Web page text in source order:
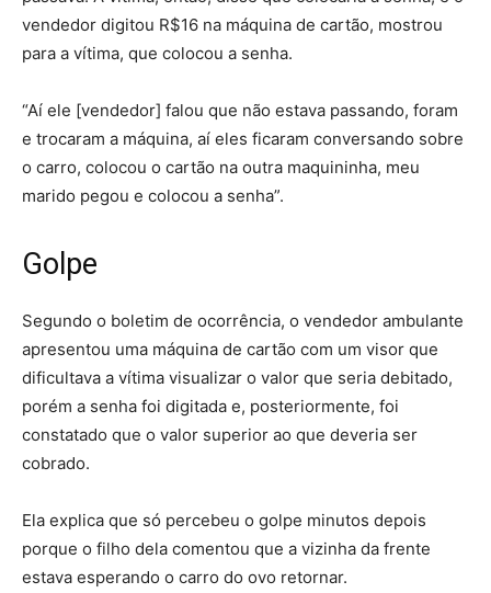
vendedor digitou R$16 na máquina de cartão, mostrou
para a vítima, que colocou a senha.
“Aí ele [vendedor] falou que não estava passando, foram
e trocaram a máquina, aí eles ficaram conversando sobre
o carro, colocou o cartão na outra maquininha, meu
marido pegou e colocou a senha”.
Golpe
Segundo o boletim de ocorrência, o vendedor ambulante
apresentou uma máquina de cartão com um visor que
dificultava a vítima visualizar o valor que seria debitado,
porém a senha foi digitada e, posteriormente, foi
constatado que o valor superior ao que deveria ser
cobrado.
Ela explica que só percebeu o golpe minutos depois
porque o filho dela comentou que a vizinha da frente
estava esperando o carro do ovo retornar.